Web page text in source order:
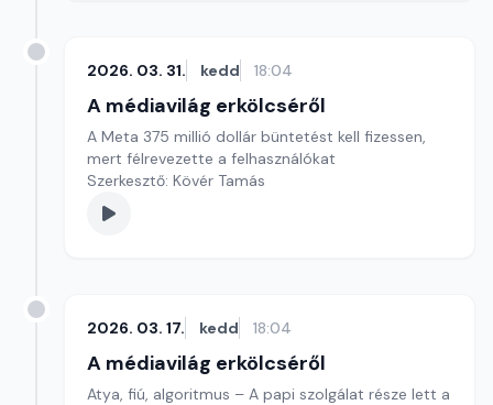
2026. 03. 31. kedd 18:04
A médiavilág erkölcséről
A Meta 375 millió dollár büntetést kell fizessen,
mert félrevezette a felhasználókat
Szerkesztő: Kövér Tamás
2026. 03. 17. kedd 18:04
A médiavilág erkölcséről
Atya, fiú, algoritmus – A papi szolgálat része lett a